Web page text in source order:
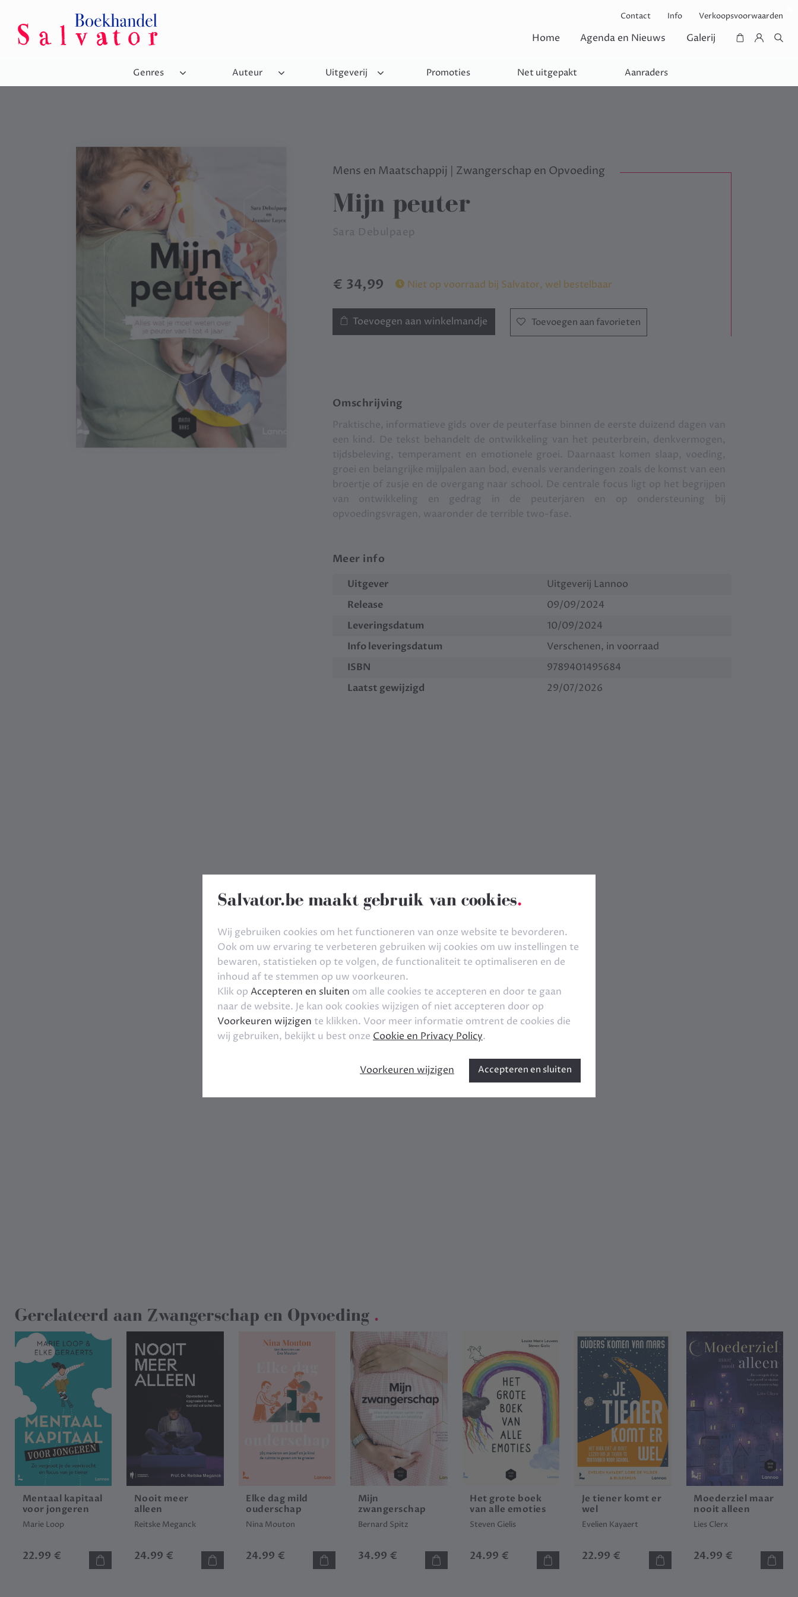
Contact Info Verkoopsvoorwaarden
Home Agenda en Nieuws Galerij
Genres Auteur Uitgeverij Promoties Net uitgepakt Aanraders
Mens en Maatschappij | Zwangerschap en Opvoeding
Mijn peuter
Sara Debulpaep
€ 34,99 Niet op voorraad bij Salvator, wel bestelbaar
Toevoegen aan winkelmandje Toevoegen aan favorieten
Omschrijving
Praktische, informatieve gids over de peuterfase binnen de eerste duizend dagen van
een kind. De tekst behandelt de ontwikkeling van het peuterbrein, denkvermogen,
tijdsbeleving, temperament en emotionele groei. Daarnaast komen slaap, voeding,
groei en belangrijke mijlpalen aan bod, evenals veranderingen zoals de komst van een
broertje of zusje en de overgang naar school. De centrale focus ligt op het begrijpen
van ontwikkeling en gedrag in de peuterjaren en op ondersteuning bij
opvoedingsvragen, waaronder de terrible two-fase.
Meer info
Uitgever
Uitgeverij Lannoo
Release
09/09/2024
Leveringsdatum
10/09/2024
Info leveringsdatum
Verschenen, in voorraad
ISBN
9789401495684
Laatst gewijzigd
29/07/2026
Gerelateerd aan Zwangerschap en Opvoeding .
Mentaal kapitaal
voor jongeren
Marie Loop
22.99 €
Nooit meer
alleen
Reitske Meganck
24.99 €
Elke dag mild
ouderschap
Nina Mouton
24.99 €
Mijn
zwangerschap
Bernard Spitz
34.99 €
Het grote boek
van alle emoties
Steven Gielis
24.99 €
Je tiener komt er
wel
Evelien Kayaert
22.99 €
Moederziel maar
nooit alleen
Lies Clerx
24.99 €
Salvator.be maakt gebruik van cookies.
Wij gebruiken cookies om het functioneren van onze website te bevorderen.
Ook om uw ervaring te verbeteren gebruiken wij cookies om uw instellingen te
bewaren, statistieken op te volgen, de functionaliteit te optimaliseren en de
inhoud af te stemmen op uw voorkeuren.
Klik op Accepteren en sluiten om alle cookies te accepteren en door te gaan
naar de website. Je kan ook cookies wijzigen of niet accepteren door op
Voorkeuren wijzigen te klikken. Voor meer informatie omtrent de cookies die
wij gebruiken, bekijkt u best onze Cookie en Privacy Policy.
Accepteren en sluiten
Voorkeuren wijzigen